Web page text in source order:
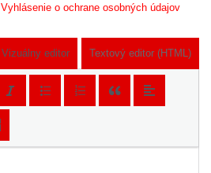
Vyhlásenie o ochrane osobných údajov
Vizuálny editor Textový editor (HTML)